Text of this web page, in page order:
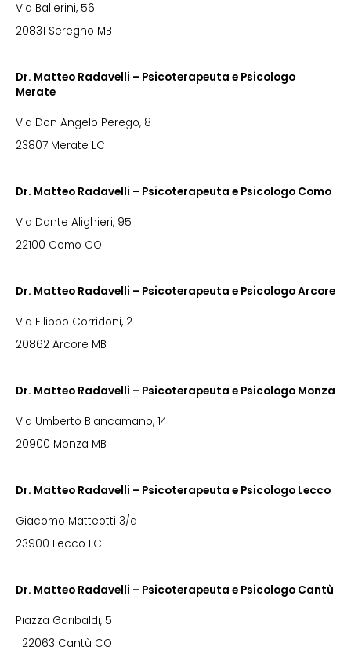
Via Ballerini, 56
20831 Seregno MB
Dr. Matteo Radavelli – Psicoterapeuta e Psicologo
Merate
Via Don Angelo Perego, 8
23807 Merate LC
Dr. Matteo Radavelli – Psicoterapeuta e Psicologo Como
Via Dante Alighieri, 95
22100 Como CO
Dr. Matteo Radavelli – Psicoterapeuta e Psicologo Arcore
Via Filippo Corridoni, 2
20862 Arcore MB
Dr. Matteo Radavelli – Psicoterapeuta e Psicologo Monza
Via Umberto Biancamano, 14
20900 Monza MB
Dr. Matteo Radavelli – Psicoterapeuta e Psicologo Lecco
Giacomo Matteotti 3/a
23900 Lecco LC
Dr. Matteo Radavelli – Psicoterapeuta e Psicologo Cantù
Piazza Garibaldi, 5
22063 Cantù CO